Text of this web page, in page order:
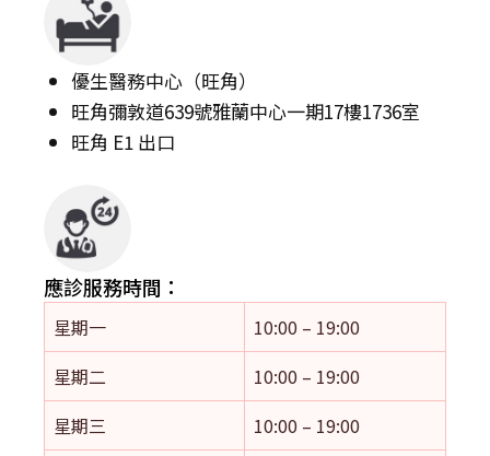
優生醫務中心（旺角）
旺角彌敦道639號雅蘭中心一期17樓1736室
旺角 E1 出口
應診服務時間：
星期一
10:00 – 19:00
星期二
10:00 – 19:00
星期三
10:00 – 19:00